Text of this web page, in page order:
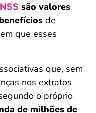
são valores
de
que esses
que, sem
nos extratos
o próprio
de milhões de